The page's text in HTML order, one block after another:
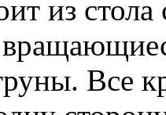
из
Все